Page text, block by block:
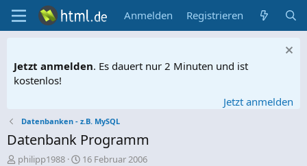
Anmelden Registrieren
Jetzt anmelden. Es dauert nur 2 Minuten und ist
kostenlos!
Jetzt anmelden
Datenbanken - z.B. MySQL
Datenbank Programm
E
philipp1988
E16 Februar 2006